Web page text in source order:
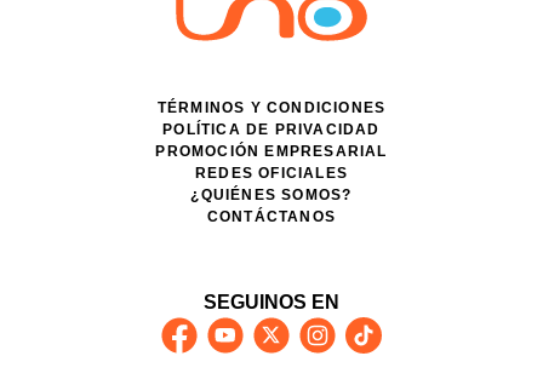
TÉRMINOS Y CONDICIONES
POLÍTICA DE PRIVACIDAD
PROMOCIÓN EMPRESARIAL
REDES OFICIALES
¿QUIÉNES SOMOS?
CONTÁCTANOS
SEGUINOS EN